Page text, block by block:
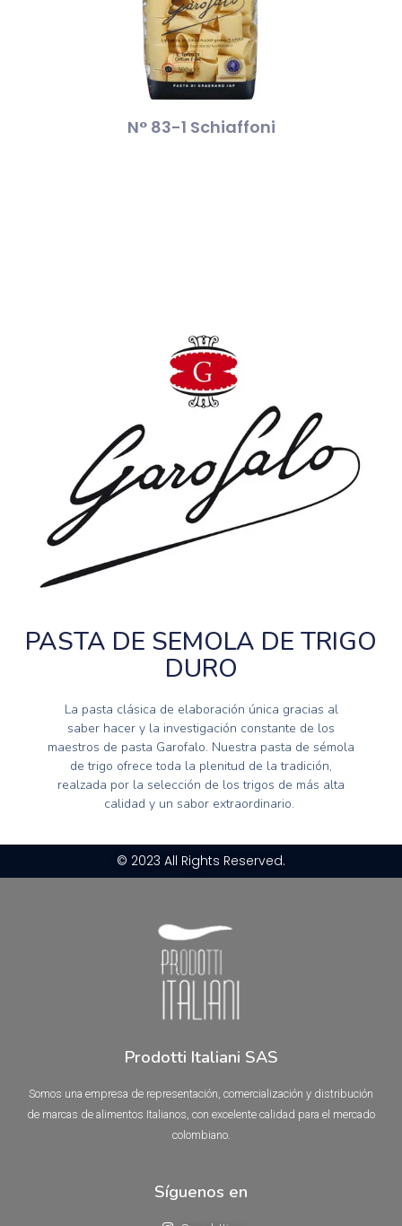
N° 83-1 Schiaffoni
PASTA DE SEMOLA DE TRIGO
DURO
La pasta clásica de elaboración única gracias al
saber hacer y la investigación constante de los
maestros de pasta Garofalo. Nuestra pasta de sémola
de trigo ofrece toda la plenitud de la tradición,
realzada por la selección de los trigos de más alta
calidad y un sabor extraordinario.
© 2023 All Rights Reserved.
Prodotti Italiani SAS
Somos una empresa de representación, comercialización y distribución
de marcas de alimentos Italianos, con excelente calidad para el mercado
colombiano.
Síguenos en